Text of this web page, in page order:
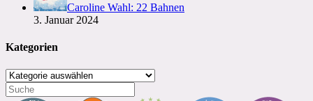
Caroline Wahl: 22 Bahnen
3. Januar 2024
Kategorien
Kategorien